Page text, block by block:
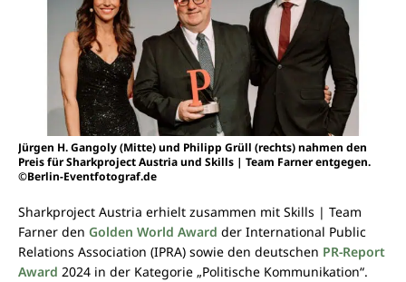
Jürgen H. Gangoly (Mitte) und Philipp Grüll (rechts) nahmen den
Preis für Sharkproject Austria und Skills | Team Farner entgegen.
©Berlin-Eventfotograf.de
Sharkproject Austria erhielt zusammen mit Skills | Team
Farner den Golden World Award der International Public
Relations Association (IPRA) sowie den deutschen PR-Report
Award 2024 in der Kategorie „Politische Kommunikation“.